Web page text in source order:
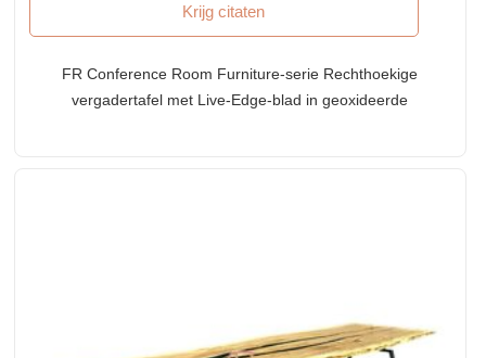
Krijg citaten
FR Conference Room Furniture-serie Rechthoekige
vergadertafel met Live-Edge-blad in geoxideerde